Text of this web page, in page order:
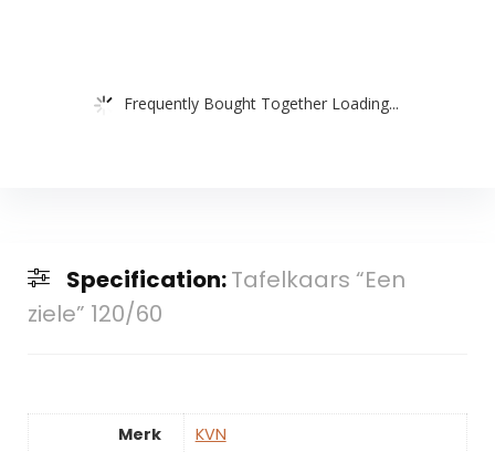
Frequently Bought Together Loading...
Specification:Tafelkaars “Een
ziele” 120/60
Merk
‎KVN